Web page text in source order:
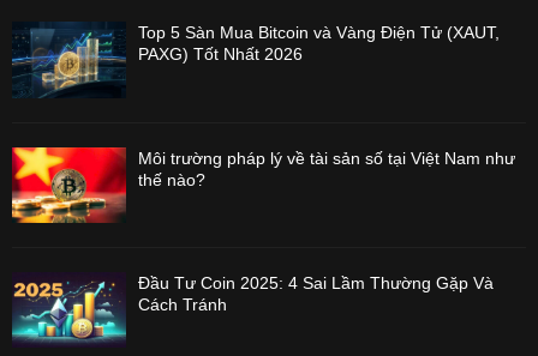
Top 5 Sàn Mua Bitcoin và Vàng Điện Tử (XAUT,
PAXG) Tốt Nhất 2026
Môi trường pháp lý về tài sản số tại Việt Nam như
thế nào?
Đầu Tư Coin 2025: 4 Sai Lầm Thường Gặp Và
Cách Tránh